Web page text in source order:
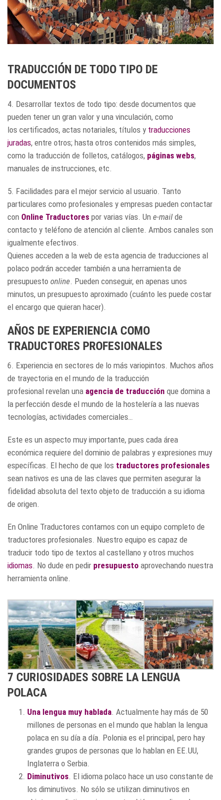
TRADUCCIÓN DE TODO TIPO DE
DOCUMENTOS
4. Desarrollar textos de todo tipo: desde documentos que
pueden tener un gran valor y una vinculación, como
los certificados, actas notariales, títulos y traducciones
juradas, entre otros; hasta otros contenidos más simples,
como la traducción de folletos, catálogos, páginas webs,
manuales de instrucciones, etc.
5. Facilidades para el mejor servicio al usuario. Tanto
particulares como profesionales y empresas pueden contactar
con Online Traductores por varias vías. Un e-mail de
contacto y teléfono de atención al cliente. Ambos canales son
igualmente efectivos.
Quienes acceden a la web de esta agencia de traducciones al
polaco podrán acceder también a una herramienta de
presupuesto online . Pueden conseguir, en apenas unos
minutos, un presupuesto aproximado (cuánto les puede costar
el encargo que quieran hacer).
AÑOS DE EXPERIENCIA COMO
TRADUCTORES PROFESIONALES
6. Experiencia en sectores de lo más variopintos. Muchos años
de trayectoria en el mundo de la traducción
profesional revelan una agencia de traducción que domina a
la perfección desde el mundo de la hostelería a las nuevas
tecnologías, actividades comerciales…
Este es un aspecto muy importante, pues cada área
económica requiere del dominio de palabras y expresiones muy
específicas. El hecho de que los traductores profesionales
sean nativos es una de las claves que permiten asegurar la
fidelidad absoluta del texto objeto de traducción a su idioma
de origen.
En Online Traductores contamos con un equipo completo de
traductores profesionales. Nuestro equipo es capaz de
traducir todo tipo de textos al castellano y otros muchos
idiomas . No dude en pedir presupuesto aprovechando nuestra
herramienta online.
7 CURIOSIDADES SOBRE LA LENGUA
POLACA
Una lengua muy hablada. Actualmente hay más de 50
millones de personas en el mundo que hablan la lengua
polaca en su día a día. Polonia es el principal, pero hay
grandes grupos de personas que lo hablan en EE.UU,
Inglaterra o Serbia.
Diminutivos. El idioma polaco hace un uso constante de
los diminutivos. No sólo se utilizan diminutivos en